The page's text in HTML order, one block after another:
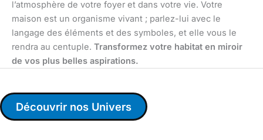
l’atmosphère de votre foyer et dans votre vie. Votre
maison est un organisme vivant ; parlez-lui avec le
langage des éléments et des symboles, et elle vous le
rendra au centuple. Transformez votre habitat en miroir
de vos plus belles aspirations.
Découvrir nos Univers